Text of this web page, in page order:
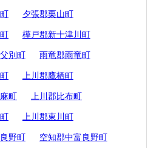
夕張郡栗山町
樺戸郡新十津川町
別町 雨竜郡雨竜町
上川郡鷹栖町
町 上川郡比布町
上川郡東川町
野町 空知郡中富良野町